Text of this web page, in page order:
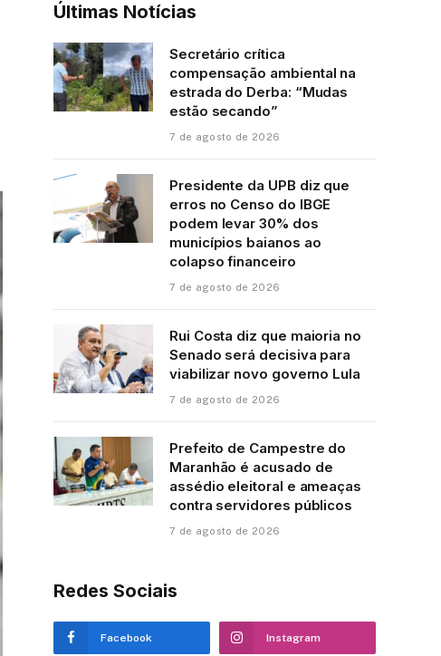
Últimas Notícias
Secretário crítica
compensação ambiental na
estrada do Derba: “Mudas
estão secando”
7 de agosto de 2026
Presidente da UPB diz que
erros no Censo do IBGE
podem levar 30% dos
municípios baianos ao
colapso financeiro
7 de agosto de 2026
Rui Costa diz que maioria no
Senado será decisiva para
viabilizar novo governo Lula
7 de agosto de 2026
Prefeito de Campestre do
Maranhão é acusado de
assédio eleitoral e ameaças
contra servidores públicos
7 de agosto de 2026
Redes Sociais
Facebook Instagram